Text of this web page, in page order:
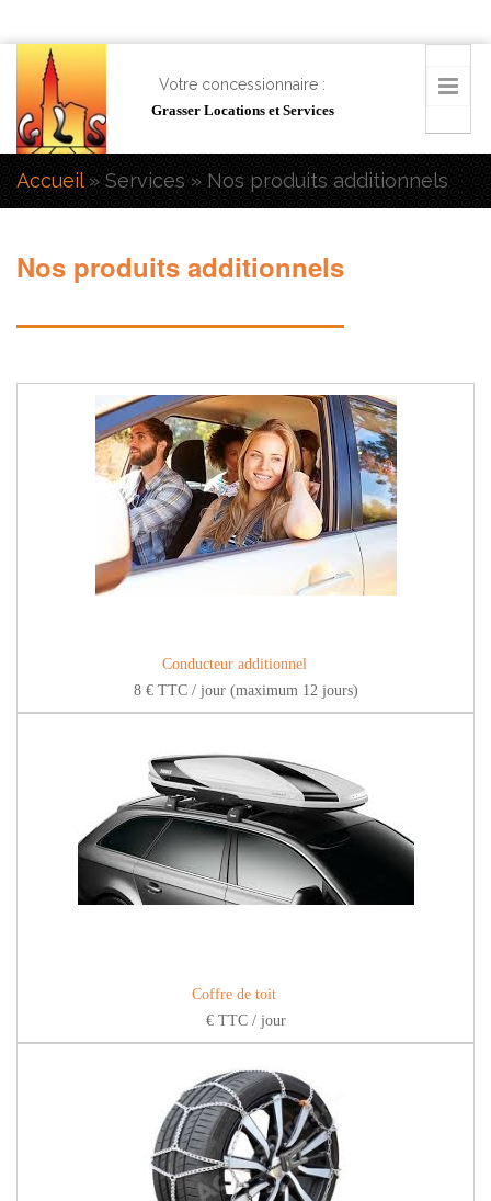
Aller au contenu principal
Votre concessionnaire :
Grasser Locations et Services
Vous êtes ici
Accueil» Services » Nos produits additionnels
Nos produits additionnels
Conducteur additionnel
8 € TTC / jour (maximum 12 jours)
Coffre de toit
€ TTC / jour